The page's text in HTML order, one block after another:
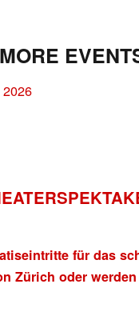
MORE
für das
Zürich oder